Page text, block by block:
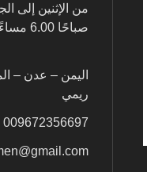
صباحًا 6.00 مساءً
اليمن – عدن –
ريمي
009672356697